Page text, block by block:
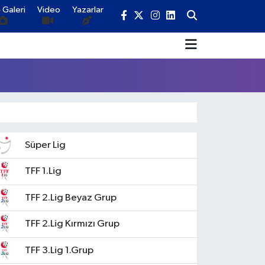
Galeri Video Yazarlar
Süper Lig
TFF 1.Lig
TFF 2.Lig Beyaz Grup
TFF 2.Lig Kırmızı Grup
TFF 3.Lig 1.Grup